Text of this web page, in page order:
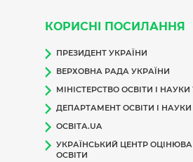
КОРИСНІ ПОСИЛАННЯ
ПРЕЗИДЕНТ УКРАЇНИ
ВЕРХОВНА РАДА УКРАЇНИ
МІНІСТЕРСТВО ОСВІТИ І
ДЕПАРТАМЕНТ ОСВІТИ І
ОСВІТА.UA
УКРАЇНСЬКИЙ ЦЕНТР
ОСВІТИ